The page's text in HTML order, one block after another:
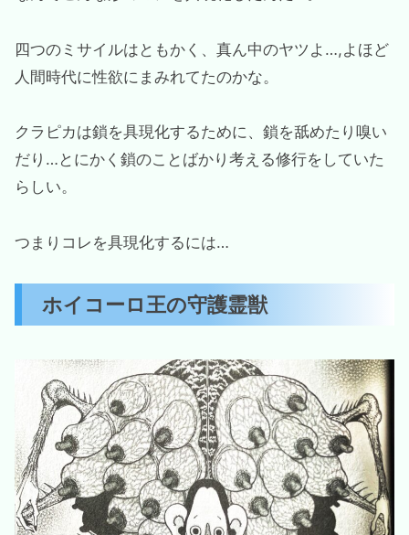
四つのミサイルはともかく、真ん中のヤツよ…,よほど
人間時代に性欲にまみれてたのかな。
クラピカは鎖を具現化するために、鎖を舐めたり嗅い
だり…とにかく鎖のことばかり考える修行をしていた
らしい。
つまりコレを具現化するには…
ホイコーロ王の守護霊獣